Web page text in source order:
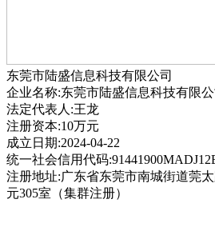
东莞市陆盛信息科技有限公司
企业名称:东莞市陆盛信息科技有限公
法定代表人:王龙
注册资本:10万元
成立日期:2024-04-22
统一社会信用代码
注册地址:广东省东莞市南城街道莞
元305室（集群注册）